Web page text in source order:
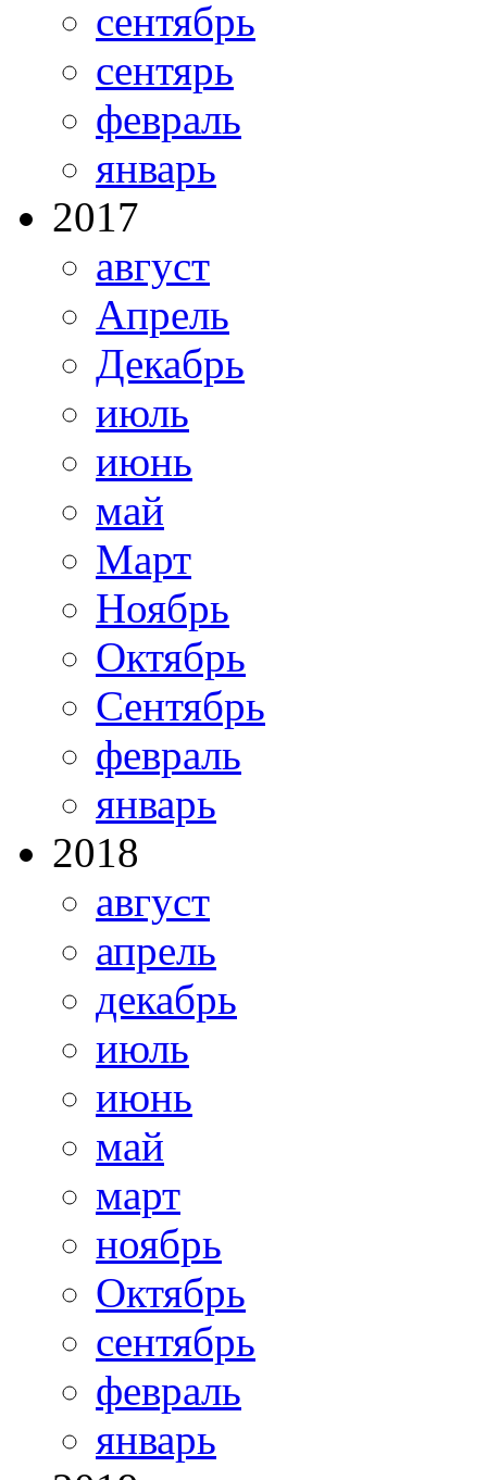
сентябрь
сентярь
февраль
январь
2017
август
Апрель
Декабрь
июль
июнь
май
Март
Ноябрь
Октябрь
Сентябрь
февраль
январь
2018
август
апрель
декабрь
июль
июнь
май
март
ноябрь
Октябрь
сентябрь
февраль
январь